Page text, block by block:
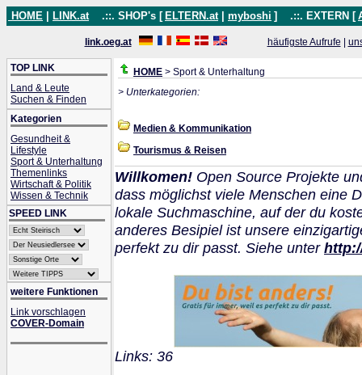
HOME LINK.at .::. SHOP's [ ELTERN.at myboshi ] .::. EXTERN [
link.oeg.at häufigste Aufrufe
TOP LINK
Land & Leute
Suchen & Finden
Kategorien
Gesundheit &
Lifestyle
Sport & Unterhaltung
Themenlinks
Wirtschaft & Politik
Wissen & Technik
SPEED LINK
weitere Funktionen
Link vorschlagen
COVER-Domain
HOME > Sport & Unterhaltung
> Unterkategorien:
Medien & Kommunikation
Tourismus & Reisen
Willkomen! Open Source Projekte
dass möglichst viele Menschen eine
lokale Suchmaschine, auf der du
anderes Besipiel ist unsere
perfekt zu dir passt. Siehe unter
Links: 36